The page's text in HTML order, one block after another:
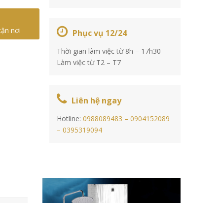
nơi Phục vụ 12/24
Thời gian làm việc từ 8h – 17h30
Làm việc từ T2 – T7
Liên hệ ngay
Hotline: 0988089483 – 0904152089
– 0395319094